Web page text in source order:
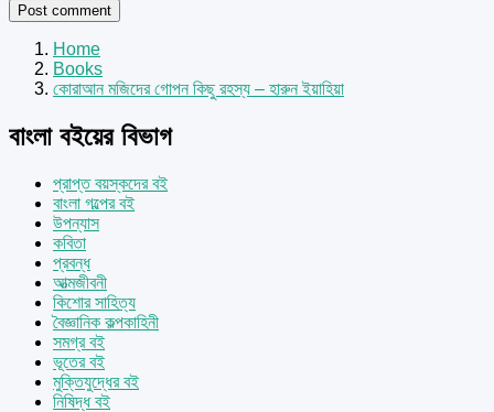
Home
Books
কোরাআন মজিদের গোপন কিছু রহস্য – হারুন ইয়াহিয়া
বাংলা বইয়ের বিভাগ
প্রাপ্ত বয়স্কদের বই
বাংলা গল্পের বই
উপন্যাস
কবিতা
প্রবন্ধ
আত্মজীবনী
কিশোর সাহিত্য
বৈজ্ঞানিক কল্পকাহিনী
সমগ্র বই
ভূতের বই
মুক্তিযুদ্ধের বই
নিষিদ্ধ বই